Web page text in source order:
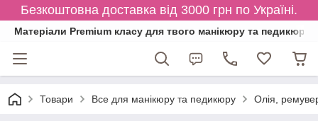
Безкоштовна доставка від 3000 грн по Україні.
Матеріали Premium класу для твого манікюру та педикюру
Товари Все для манікюру та педикюру Олія,